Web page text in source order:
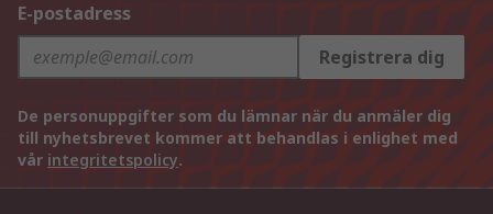
E-postadress
Registrera dig
De personuppgifter som du lämnar när du anmäler dig
till nyhetsbrevet kommer att behandlas i enlighet med
vår integritetspolicy.